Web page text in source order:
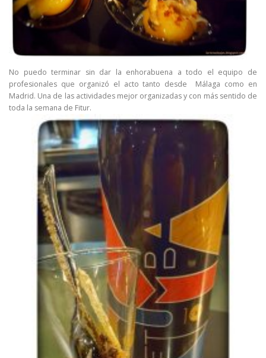
No puedo terminar sin dar la enhorabuena a todo el equipo de
profesionales que organizó el acto tanto desde Málaga como en
Madrid. Una de las actividades mejor organizadas y con más sentido de
toda la semana de Fitur.